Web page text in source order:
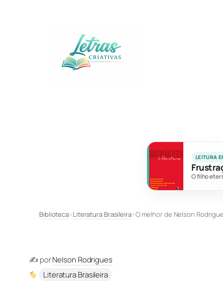
LEITURA
O filho
Biblioteca›Literatura Brasileira›O melhor de Nelson
✍️ porNelson Rodrigues
Literatura Brasileira